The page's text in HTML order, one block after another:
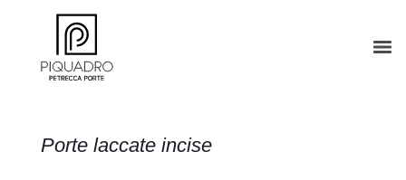
Porte laccate incise